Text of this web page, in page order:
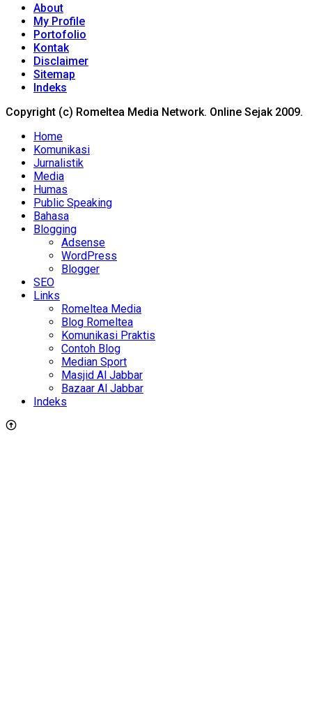
About
My Profile
Portofolio
Kontak
Disclaimer
Sitemap
Indeks
Copyright (c) Romeltea Media Network. Online Sejak 2009.
Home
Komunikasi
Jurnalistik
Media
Humas
Public Speaking
Bahasa
Blogging
Adsense
WordPress
Blogger
SEO
Links
Romeltea Media
Blog Romeltea
Komunikasi Praktis
Contoh Blog
Median Sport
Masjid Al Jabbar
Bazaar Al Jabbar
Indeks